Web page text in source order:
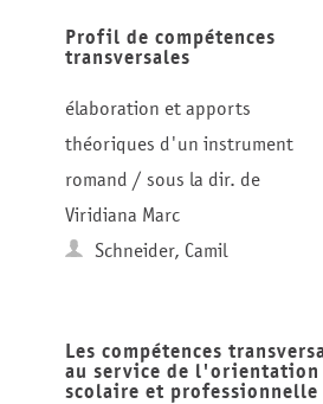
Profil de compétences
transversales
élaboration et apports
théoriques d'un instrument
romand / sous la dir. de
Viridiana Marc
Schneider, Camil
Les compétences
au service de l'orientation
scolaire et professionnelle